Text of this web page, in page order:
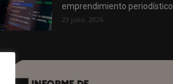
emprendimiento periodístico
29 julio, 2026